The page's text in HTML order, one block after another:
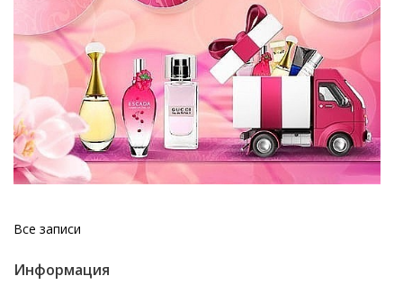
Все записи
Информация